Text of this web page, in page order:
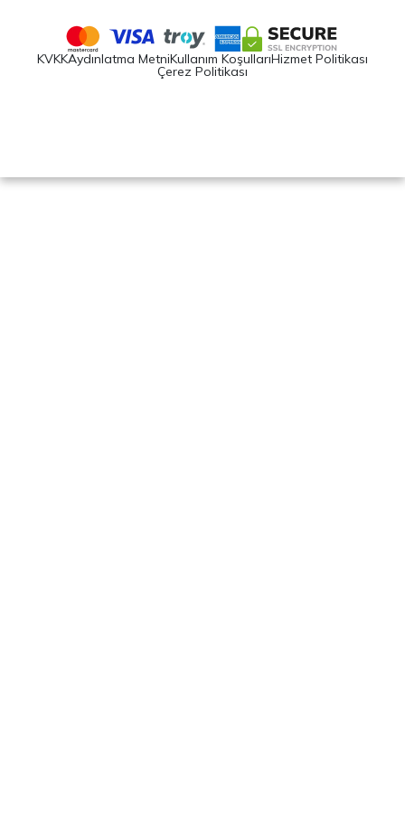
KVKKAydınlatma MetniKullanım KoşullarıHizmet Politikası
Çerez Politikası